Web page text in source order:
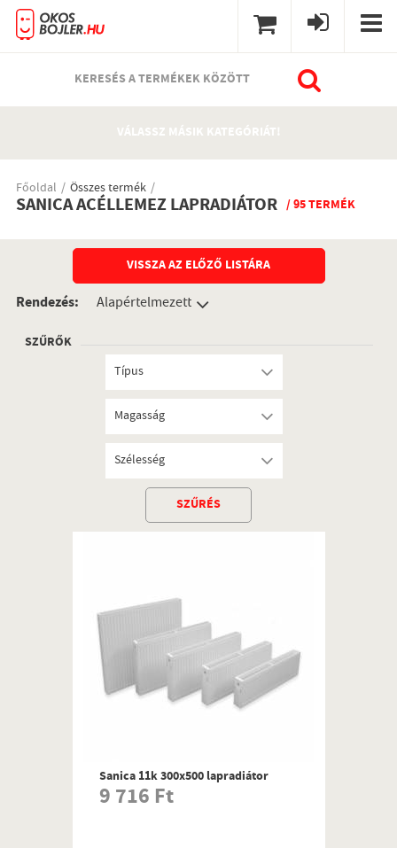
KERESÉS A TERMÉKEK KÖZÖTT
VÁLASSZ MÁSIK KATEGÓRIÁT!
Főoldal Összes termék
SANICA ACÉLLEMEZ LAPRADIÁTOR / 95 TERMÉK
VISSZA AZ ELŐZŐ LISTÁRA
Rendezés:
SZŰRŐK
Típus
Magasság
Szélesség
SZŰRÉS
Sanica 11k 300x500 lapradiátor
9 716 Ft